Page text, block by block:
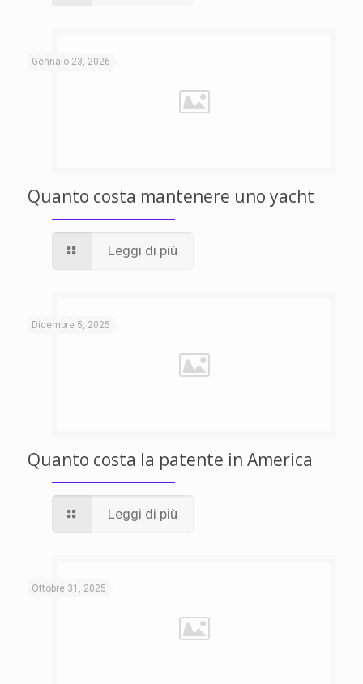
Gennaio 23, 2026
Quanto costa mantenere uno yacht
Leggi di più
Dicembre 5, 2025
Quanto costa la patente in America
Leggi di più
Ottobre 31, 2025